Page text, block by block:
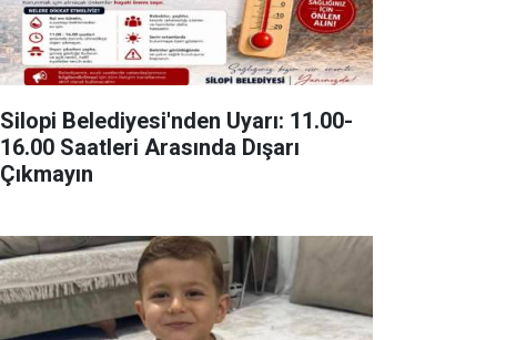
Silopi Belediyesi'nden Uyarı: 11.00-
16.00 Saatleri Arasında Dışarı
Çıkmayın